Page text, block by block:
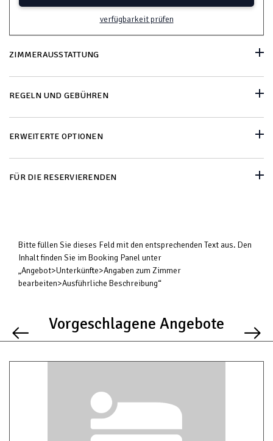
verfügbarkeit prüfen
ZIMMERAUSSTATTUNG
REGELN UND GEBÜHREN
ERWEITERTE OPTIONEN
FÜR DIE RESERVIERENDEN
Bitte füllen Sie dieses Feld mit den entsprechenden Text aus. Den
Inhalt finden Sie im Booking Panel unter
„Angebot>Unterkünfte>Angaben zum Zimmer
bearbeiten>Ausführliche Beschreibung“
Vorgeschlagene Angebote